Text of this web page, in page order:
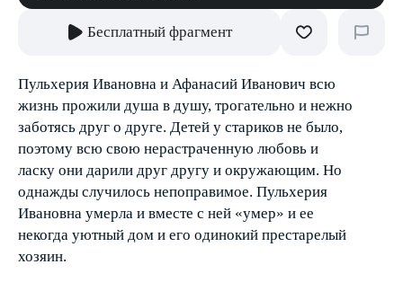
Бесплатный фрагмент
Пульхерия Ивановна и Афанасий Иванович всю
жизнь прожили душа в душу, трогательно и нежно
заботясь друг о друге. Детей у стариков не было,
поэтому всю свою нерастраченную любовь и
ласку они дарили друг другу и окружающим. Но
однажды случилось непоправимое. Пульхерия
Ивановна умерла и вместе с ней «умер» и ее
некогда уютный дом и его одинокий престарелый
хозяин.